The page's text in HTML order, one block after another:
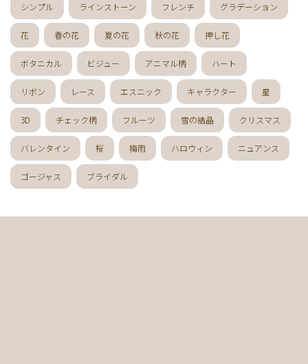
シンプル ラインストーン フレンチ グラデーション
花 春の花 夏の花 秋の花 押し花
ボタニカル ビジュー アニマル柄 ハート
リボン レース エスニック キャラクター 星
3D チェック柄 フルーツ 雪の結晶 クリスマス
バレンタイン 桜 梅雨 ハロウィン ニュアンス
ゴージャス ブライダル